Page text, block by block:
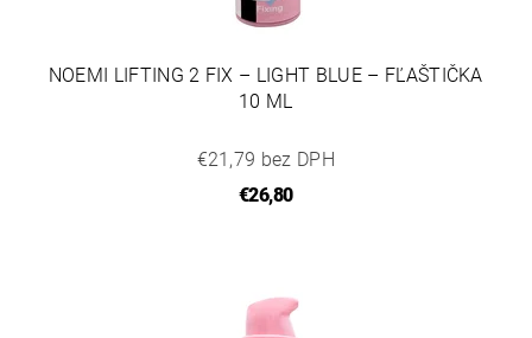
NOEMI LIFTING 2 FIX – LIGHT BLUE – FĽAŠTIČKA
10 ML
€21,79 bez DPH
€26,80